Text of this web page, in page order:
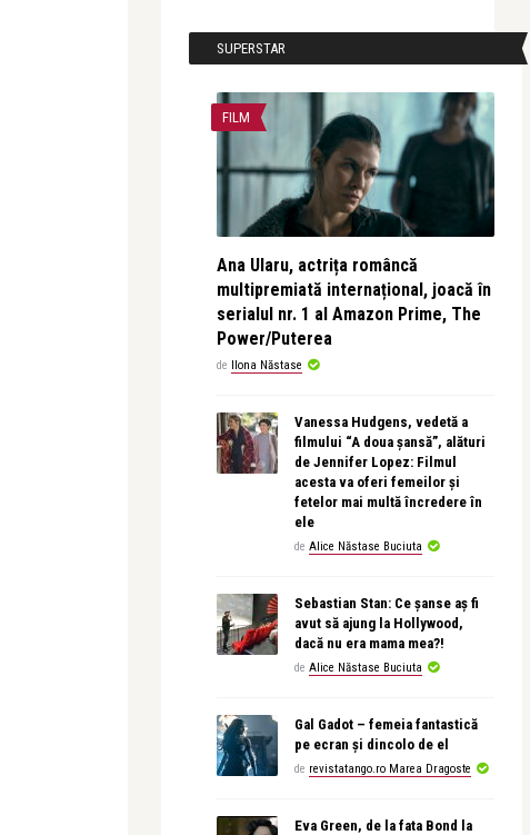
SUPERSTAR
FILM
Ana Ularu, actrița româncă
multipremiată internațional, joacă în
serialul nr. 1 al Amazon Prime, The
Power/Puterea
de Ilona Năstase
Vanessa Hudgens, vedetă a
filmului “A doua șansă”, alături
de Jennifer Lopez: Filmul
acesta va oferi femeilor și
fetelor mai multă încredere în
ele
de Alice Năstase Buciuta
Sebastian Stan: Ce șanse aș fi
avut să ajung la Hollywood,
dacă nu era mama mea?!
de Alice Năstase Buciuta
Gal Gadot – femeia fantastică
pe ecran și dincolo de el
de revistatango.ro Marea Dragoste
Eva Green, de la fata Bond la